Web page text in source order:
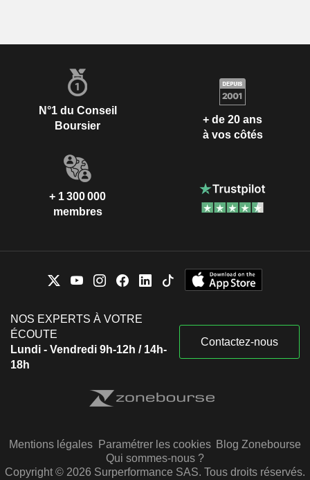
N°1 du Conseil
Boursier
+ de 20 ans
à vos côtés
+ 1 300 000
membres
NOS EXPERTS À VOTRE
ÉCOUTE
Lundi - Vendredi 9h-12h / 14h-
18h
Contactez-nous
Mentions légales Paramétrer les cookies Blog Zonebourse
Qui sommes-nous ?
Copyright © 2026 Surperformance SAS. Tous droits réservés.